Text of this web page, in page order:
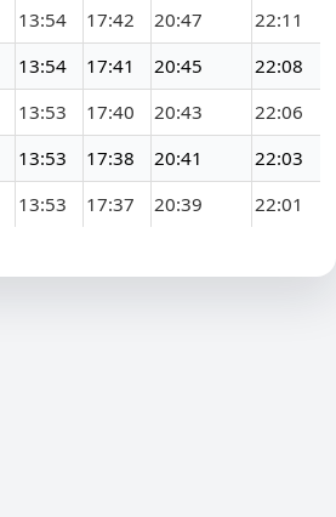
13:54 17:42 20:47
22:11
13:54 17:41 20:45
22:08
13:53 17:40 20:43
22:06
13:53 17:38 20:41
22:03
13:53 17:37 20:39 22:01